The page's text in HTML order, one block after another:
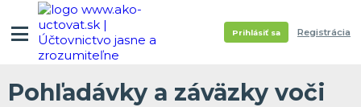
Prihlásiť sa Registrácia
Pohľadávky a záväzky voči